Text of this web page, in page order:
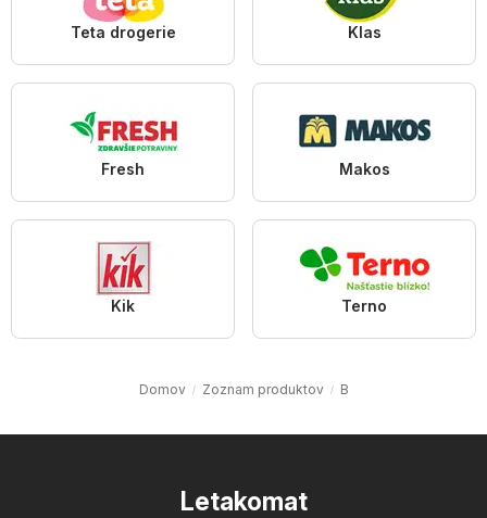
Teta drogerie Klas
Fresh Makos
Kik Terno
Domov Zoznam produktov B
Letakomat